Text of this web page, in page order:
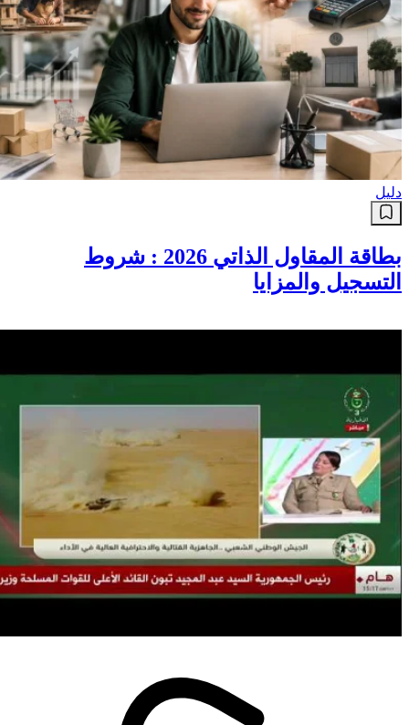
دليل
بطاقة المقاول الذاتي 2026 : شروط
التسجيل والمزايا